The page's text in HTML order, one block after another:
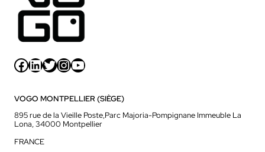
Facebook LinkedIn Twitter InstagramYouTube
VOGO MONTPELLIER (SIÈGE)
895 rue de la Vieille Poste,Parc Majoria-Pompignane Immeuble La
Lona, 34000 Montpellier
FRANCE